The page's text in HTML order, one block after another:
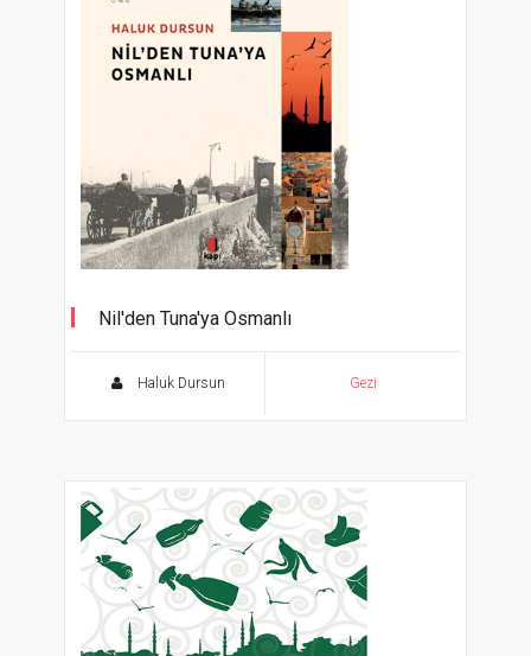
Nil'den Tuna'ya Osmanlı
Haluk Dursun Gezi